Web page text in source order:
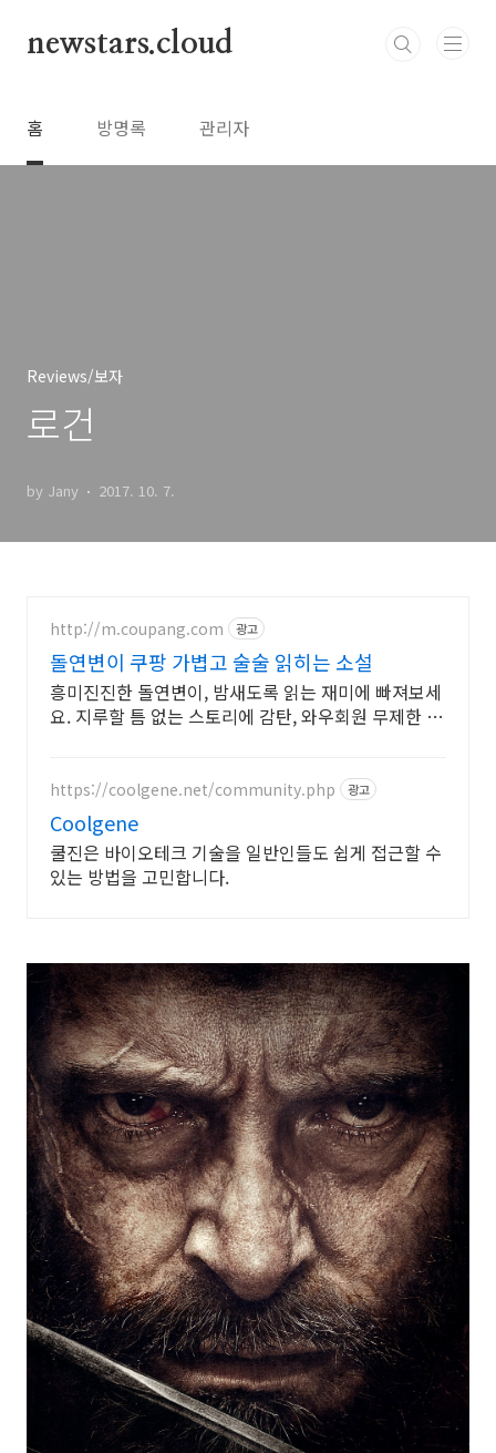
newstars.cloud
홈 방명록 관리자
Reviews/보자
로건
by Jany 2017. 10. 7.
http://m.coupang.com 광고
돌연변이 쿠팡 가볍고 술술 읽히는 소설
흥미진진한 돌연변이, 밤새도록 읽는 재미에 빠져보세
요. 지루할 틈 없는 스토리에 감탄, 와우회원 무제한 무
https://coolgene.net/community.php 광고
Coolgene
쿨진은 바이오테크 기술을 일반인들도 쉽게 접근할 수
있는 방법을 고민합니다.